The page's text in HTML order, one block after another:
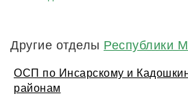
Другие отделы Республики
ОСП по Инсарскому и
районам